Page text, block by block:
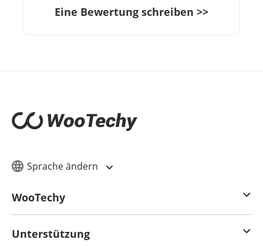
Eine Bewertung schreiben >>
Sprache ändern
WooTechy
Unterstützung